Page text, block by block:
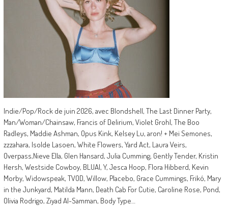
Indie/Pop/Rock de juin 2026, avec Blondshell, The Last Dinner Party,
Man/Woman/Chainsaw, Francis of Delirium, Violet Grohl, The Boo
Radleys, Maddie Ashman, Opus Kink, Kelsey Lu, aron! + Mei Semones,
zzzahara, Isolde Lasoen, White Flowers, Yard Act, Laura Veirs,
Overpass,Nieve Ella, Glen Hansard, Julia Cumming, Gently Tender, Kristin
Hersh, Westside Cowboy, BLUAI, Y, Jesca Hoop, Flora Hibberd, Kevin
Morby, Widowspeak, TVOD, Willow, Placebo, Grace Cummings, Frikó, Mary
in the Junkyard, Matilda Mann, Death Cab For Cutie, Caroline Rose, Pond,
Olivia Rodrigo, Ziyad Al-Samman, Body Type…